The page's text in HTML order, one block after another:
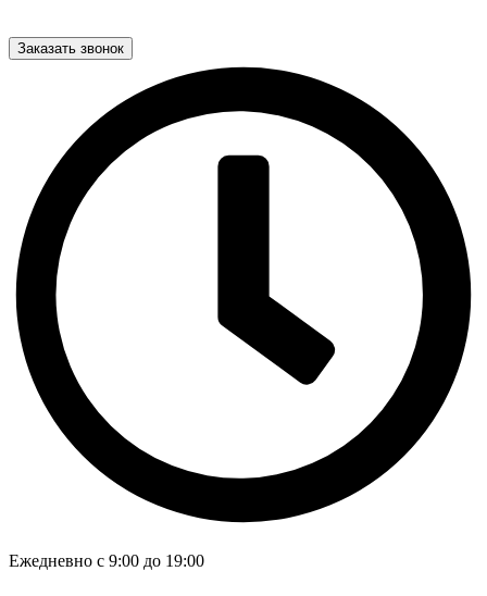
Заказать звонок
Ежедневно с 9:00 до 19:00